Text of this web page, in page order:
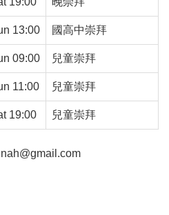
13:00 國高中崇拜
09:00 兒童崇拜
11:00 兒童崇拜
19:00 兒童崇拜